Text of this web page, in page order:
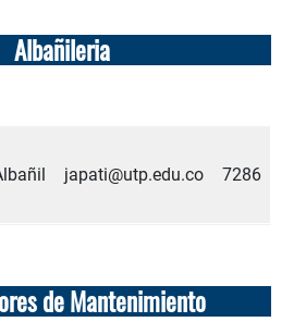
Albañileria
japati@utp.edu.co 7286
de Mantenimiento